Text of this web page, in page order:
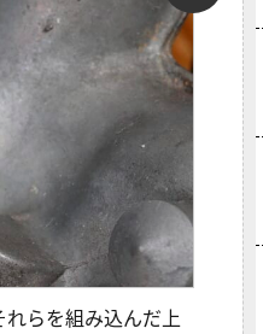
らを組み込んだ上